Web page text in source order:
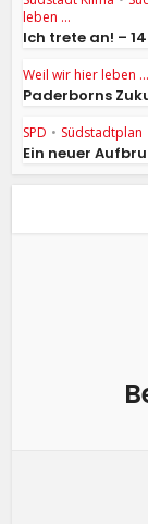
leben ...
Ich trete an! –
Weil wir hier leben ...
Paderborns
SPD • Südstadtplan
Ein neuer